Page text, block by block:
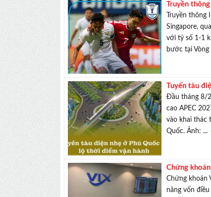
Truyền
Truyền
Singapore,
với tỷ số 1-1
bước tại Vòng
Tuyến tàu
Đầu tháng 8/
cao APEC
vào khai thác
Quốc. Ảnh: ...
Chứng
Chứng khoán
nâng vốn